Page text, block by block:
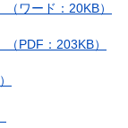
ワード：20KB）
PDF：203KB）